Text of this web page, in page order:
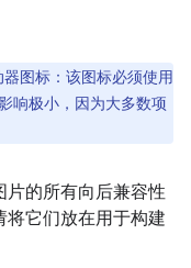
图标：该图标必须使用
响极小，因为大多数项
片的所有向后兼容性
将它们放在用于构建